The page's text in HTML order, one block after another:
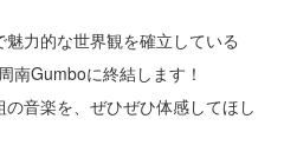
力的な世界観を確立している
南Gumboに終結します！
音楽を、ぜひぜひ体感してほし